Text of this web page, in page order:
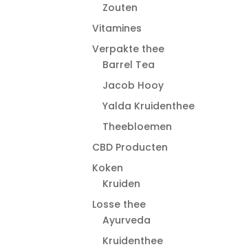
Zouten
Vitamines
Verpakte thee
Barrel Tea
Jacob Hooy
Yalda Kruidenthee
Theebloemen
CBD Producten
Koken
Kruiden
Losse thee
Ayurveda
Kruidenthee